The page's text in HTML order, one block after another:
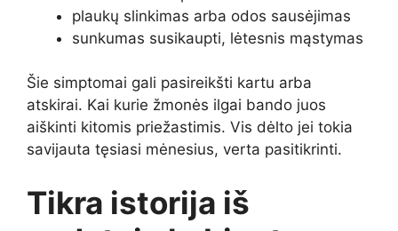
plaukų slinkimas arba odos sausėjimas
sunkumas susikaupti, lėtesnis mąstymas
Šie simptomai gali pasireikšti kartu arba
atskirai. Kai kurie žmonės ilgai bando juos
aiškinti kitomis priežastimis. Vis dėlto jei tokia
savijauta tęsiasi mėnesius, verta pasitikrinti.
Tikra istorija iš